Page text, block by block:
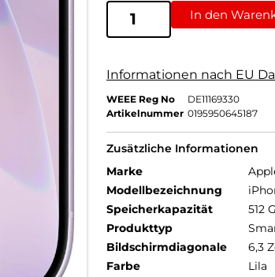
In den
Informationen nach EU
WEEE Reg No
DE11169330
Artikelnummer 0195950645187
Zusätzliche Informationen
Marke
Modellbezeichnung
Speicherkapazität
512
Produkttyp
Bildschirmdiagonale
6,3
Farbe
Lila